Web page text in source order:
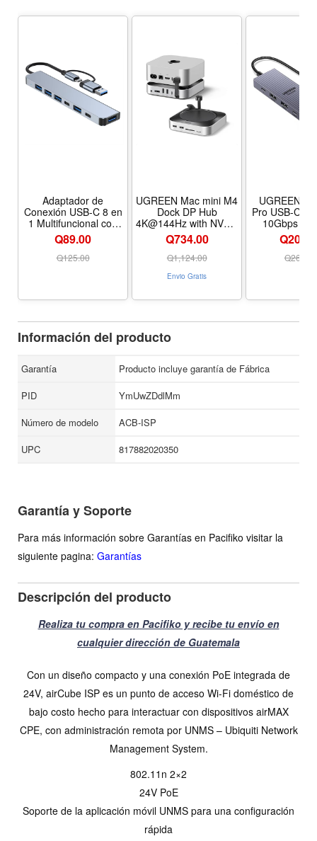
Adaptador de
Conexión USB-C 8 en
1 Multifuncional con
Lector de Tarjetas y
Múltiples Puertos
Q89.00
Q125.00
UGREEN Mac mini M4
Dock DP Hub
4K@144Hz with NVMe
Enclosure | 10G USB-
A/C, SD/TF slots,
audio port, M.2 NVMe
mini M4/M4 Pro 2024
Q734.00
Q1,124.00
Envio Gratis
UGREEN
Pro USB-C
10Gbps 4K
HDMI |
charging,
with
Q269.00
Información del producto
Garantía
Producto incluye garantía de Fábrica
PID
YmUwZDdlMm
Número de modelo
ACB-ISP
UPC
817882020350
Garantía y Soporte
Para más información sobre Garantías en Pacifiko visitar la
siguiente pagina: Garantías
Descripción del producto
Realiza tu compra en Pacifiko y recibe tu envío en
cualquier dirección de Guatemala
Con un diseño compacto y una conexión PoE integrada de
24V, airCube ISP es un punto de acceso Wi-Fi doméstico de
bajo costo hecho para interactuar con dispositivos airMAX
CPE, con administración remota por UNMS – Ubiquiti Network
Management System.
802.11n 2×2
24V PoE
Soporte de la aplicación móvil UNMS para una configuración
rápida